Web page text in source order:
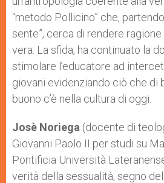
“metodo Pollicino” che,
sente”, cerca di rendere ragione
vera. La sfida, ha continuato la
stimolare l’educatore ad
giovani evidenziando ciò che di
buono c’è nella cultura di oggi.
Josè Noriega (docente di
Giovanni Paolo II per studi su
Pontificia Università
verità della sessualità, segno